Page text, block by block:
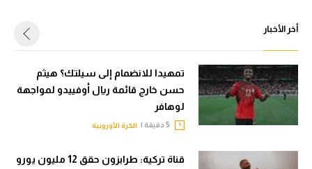
أخر الأخبار
تمهيدا للانضمام إلى سيلتك؟ هيثم
حسن خارج قائمة ريال أوفييدو لمواجهة
لوهافر
الكرة الأوروبية
قناة تركية: طرابزون حقق 12 مليون يورو